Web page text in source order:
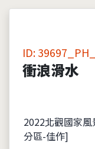
ID:
衝浪滑水
2022北觀國家
分區-佳作]